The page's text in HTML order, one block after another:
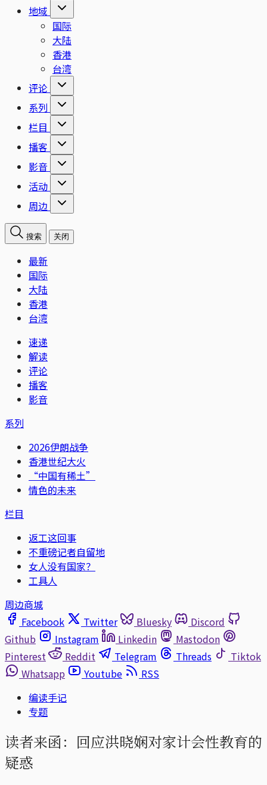
地域
国际
大陆
香港
台湾
评论
系列
栏目
播客
影音
活动
周边
搜索 关闭
最新
国际
大陆
香港
台湾
速递
解读
评论
播客
影音
系列
2026伊朗战争
香港世纪大火
“中国有稀土”
情色的未来
栏目
返工这回事
不重磅记者自留地
女人没有国家？
工具人
周边商城
Facebook
Twitter Bluesky
Discord
Github
Instagram Linkedin
Mastodon
Pinterest
Reddit Telegram Threads
Tiktok
Whatsapp
Youtube
RSS
编读手记
专题
读者来函：回应洪晓娴对家计会性教育的
疑惑